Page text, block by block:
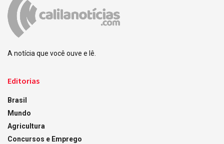
A notícia que você ouve e lê.
Editorias
Brasil
Mundo
Agricultura
Concursos e Emprego